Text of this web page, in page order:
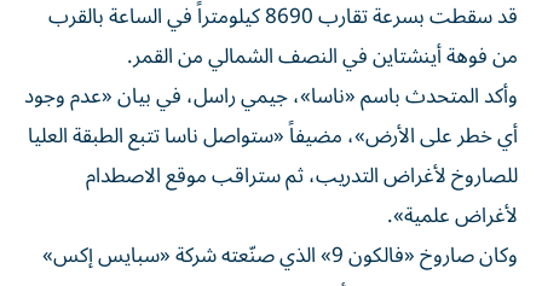
قد سقطت بسرعة تقارب 8690 كيلومتراً في الساعة بالقرب
من فوهة أينشتاين في النصف الشمالي من القمر.
وأكد المتحدث باسم «ناسا»، جيمي راسل، في بيان «عدم وجود
أي خطر على الأرض»، مضيفاً «ستواصل ناسا تتبع الطبقة العليا
للصاروخ لأغراض التدريب، ثم ستراقب موقع الاصطدام
لأغراض علمية».
وكان صاروخ «فالكون 9» الذي صنّعته شركة «سبايس إكس»